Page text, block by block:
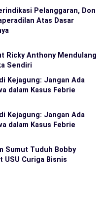
Pelanggaran, Don
Atas Dasar
Ricky Anthony Mendulang
Sendiri
Kejagung: Jangan Ada
dalam Kasus Febrie
Kejagung: Jangan Ada
dalam Kasus Febrie
Sumut Tuduh Bobby
USU Curiga Bisnis